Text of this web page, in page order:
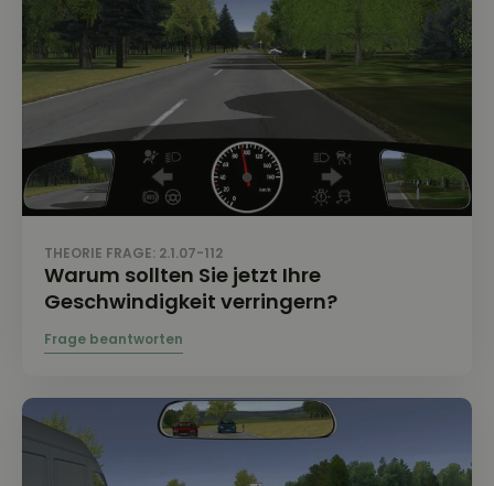
THEORIE FRAGE: 2.1.07-112
Warum sollten Sie jetzt Ihre
Geschwindigkeit verringern?